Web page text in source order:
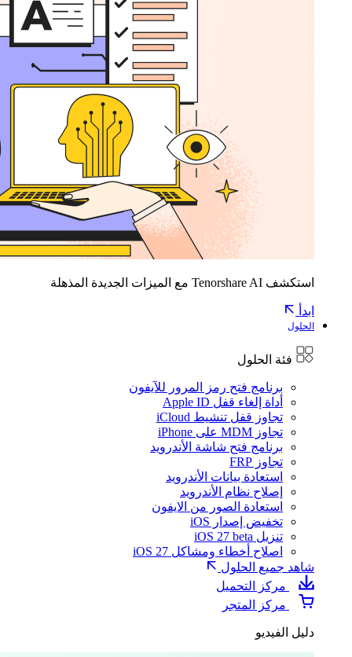
استكشف Tenorshare AI مع الميزات الجديدة المذهلة
ابدأ
الحلول
فئة الحلول
برنامج فتح رمز المرور للآيفون
أداة إلغاء قفل Apple ID
تجاوز قفل تنشيط iCloud
تجاوز MDM على iPhone
برنامج فتح شاشة الأندرويد
تجاوز FRP
استعادة بيانات الأندرويد
إصلاح نظام الأندرويد
استعادة الصور من الايفون
تخفيض إصدار iOS
تنزيل iOS 27 beta
اصلاح أخطاء ومشاكل iOS 27
شاهد جميع الحلول
مركز التحميل
مركز المتجر
دليل الفيديو